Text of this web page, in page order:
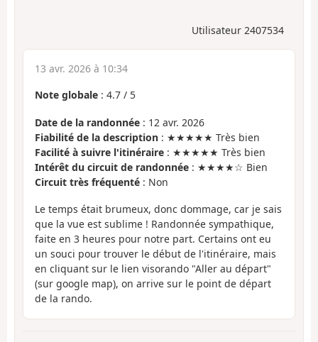
Utilisateur 2407534
13 avr. 2026 à 10:34
Note globale : 4.7 / 5
Date de la randonnée : 12 avr. 2026
Fiabilité de la description : ★★★★★ Très bien
Facilité à suivre l'itinéraire : ★★★★★ Très bien
Intérêt du circuit de randonnée : ★★★★☆ Bien
Circuit très fréquenté : Non
Le temps était brumeux, donc dommage, car je sais
que la vue est sublime ! Randonnée sympathique,
faite en 3 heures pour notre part. Certains ont eu
un souci pour trouver le début de l'itinéraire, mais
en cliquant sur le lien visorando "Aller au départ"
(sur google map), on arrive sur le point de départ
de la rando.